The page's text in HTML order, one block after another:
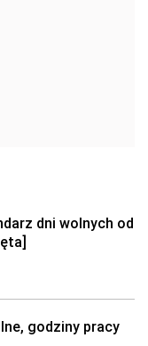
dni wolnych od
godziny pracy